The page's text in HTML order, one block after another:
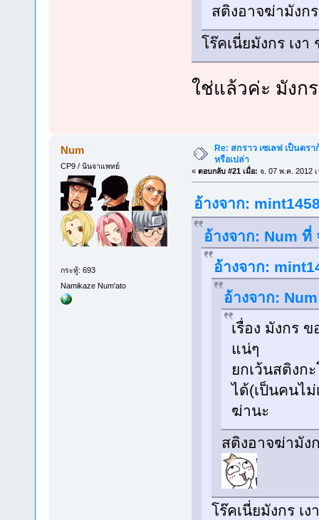
สติงอาจฆ่ามังก
โร๊คเนี่ยมังกร เงา
ใช่แล้วค่ะ มังก
Num
CP9 / นินจาแพทย์
กระทู้: 693
Namikaze Num'ato
Re: สกราว เซเลฟ เป็นดร
หรือเปล่า
« ตอบกลับ #21 เมื่อ: จ. 07 พ.ค. 2012
อ้างจาก:
อ้างจาก: Num ที่
อ้างจาก:
อ้างจาก:
เรื่อง มังกร
แน่ๆ
ยกเว้นสติงก
ได้(เป็นคนไ
ฆ่านะ
สติงอาจฆ่ามัง
โร๊คเนี่ยมังกร เง